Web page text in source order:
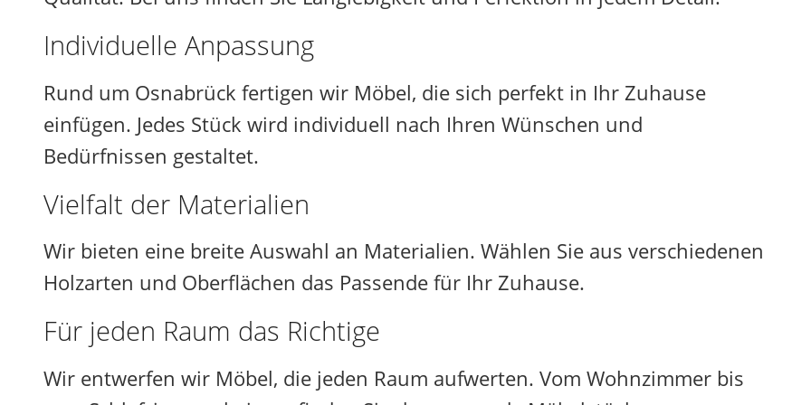
Individuelle Anpassung
Rund um Osnabrück fertigen wir Möbel, die sich perfekt in Ihr Zuhause
einfügen. Jedes Stück wird individuell nach Ihren Wünschen und
Bedürfnissen gestaltet.
Vielfalt der Materialien
Wir bieten eine breite Auswahl an Materialien. Wählen Sie aus verschiedenen
Holzarten und Oberflächen das Passende für Ihr Zuhause.
Für jeden Raum das Richtige
Wir entwerfen wir Möbel, die jeden Raum aufwerten. Vom Wohnzimmer bis